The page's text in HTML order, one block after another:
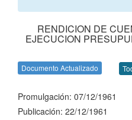
RENDICION DE
EJECUCION
Documento Actualizado
Promulgación: 07/12/1961
Publicación: 22/12/1961